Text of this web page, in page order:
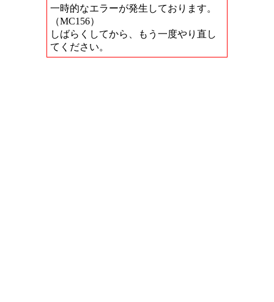
一時的なエラーが発生しております。
（MC156）
しばらくしてから、もう一度やり直し
てください。